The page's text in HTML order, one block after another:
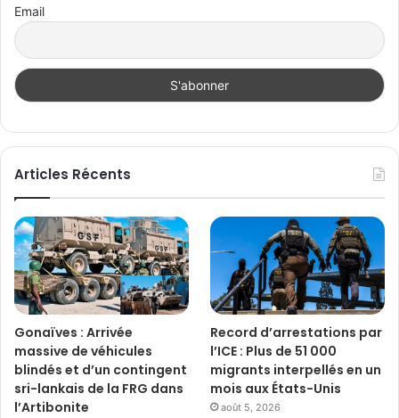
Email
Articles Récents
Gonaïves : Arrivée
massive de véhicules
blindés et d’un contingent
sri-lankais de la FRG dans
l’Artibonite
Record d’arrestations par
l’ICE : Plus de 51 000
migrants interpellés en un
mois aux États-Unis
août 5, 2026